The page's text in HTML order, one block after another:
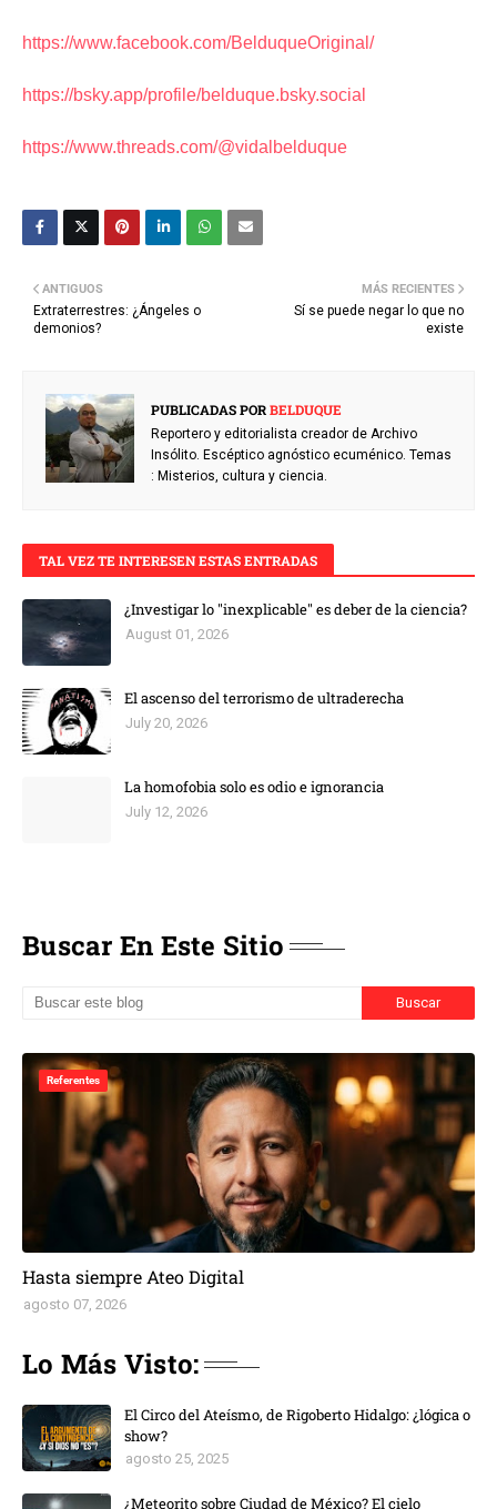
https://www.facebook.com/BelduqueOriginal/
https://bsky.app/profile/belduque.bsky.social
https://www.threads.com/@vidalbelduque
MÁS RECIENTES
Sí se puede negar lo que no
existe
ANTIGUOS
Extraterrestres: ¿Ángeles o
demonios?
PUBLICADAS PORBELDUQUE
Reportero y editorialista creador de Archivo
Insólito. Escéptico agnóstico ecuménico. Temas
: Misterios, cultura y ciencia.
TAL VEZ TE INTERESEN ESTAS ENTRADAS
¿Investigar lo "inexplicable" es deber de la ciencia?
August 01, 2026
El ascenso del terrorismo de ultraderecha
July 20, 2026
La homofobia solo es odio e ignorancia
July 12, 2026
Buscar En Este Sitio
Referentes
Hasta siempre Ateo Digital
agosto 07, 2026
Lo Más Visto:
El Circo del Ateísmo, de Rigoberto Hidalgo: ¿lógica o
show?
agosto 25, 2025
¿Meteorito sobre Ciudad de México? El cielo